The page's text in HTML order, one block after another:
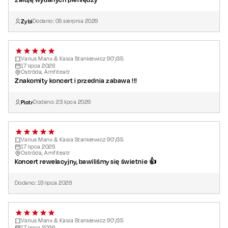
ZybiDodano: 05 sierpnia 2026
Varius Manx & Kasia Stankiewicz 90'/35
17 lipca 2026
Ostróda, Amfiteatr
Znakomity koncert i przednia zabawa !!!
PiotrDodano:23 lipca 2026
Varius Manx & Kasia Stankiewicz 90'/35
17 lipca 2026
Ostróda, Amfiteatr
Koncert rewelacyjny, bawiliśmy się świetnie 👍
Dodano: 19 lipca 2026
Varius Manx & Kasia Stankiewicz 90'/35